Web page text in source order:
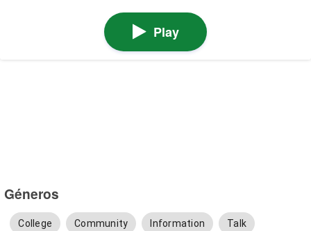
Play
Géneros
College Community Information Talk